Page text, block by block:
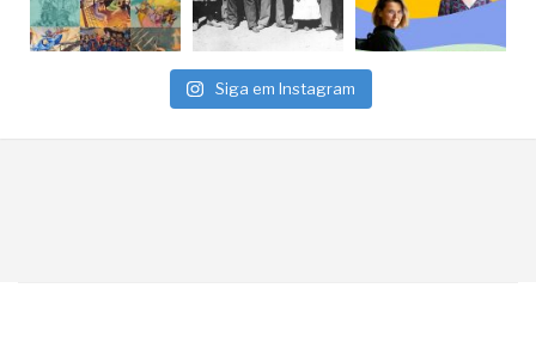
Siga em Instagram